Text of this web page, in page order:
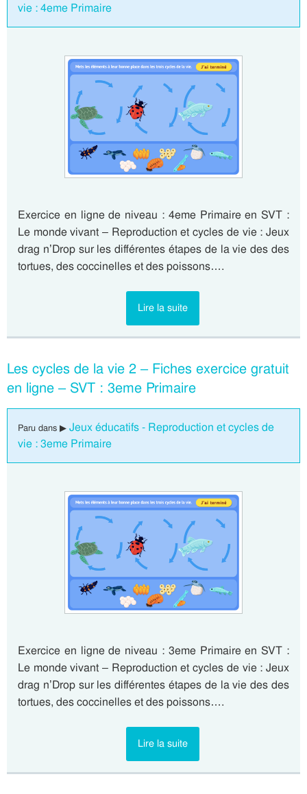
vie : 4eme Primaire
Exercice en ligne de niveau : 4eme Primaire en SVT :
Le monde vivant – Reproduction et cycles de vie : Jeux
drag n’Drop sur les différentes étapes de la vie des des
tortues, des coccinelles et des poissons….
Lire la suite
Les cycles de la vie 2 – Fiches exercice gratuit
en ligne – SVT : 3eme Primaire
Paru dans ▶ Jeux éducatifs - Reproduction et cycles de
vie : 3eme Primaire
Exercice en ligne de niveau : 3eme Primaire en SVT :
Le monde vivant – Reproduction et cycles de vie : Jeux
drag n’Drop sur les différentes étapes de la vie des des
tortues, des coccinelles et des poissons….
Lire la suite